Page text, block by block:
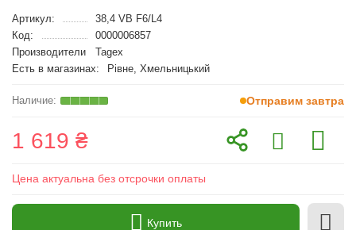
Артикул:
38,4 VB F6/L4
Код:
0000006857
Производители
Tagex
Есть в магазинах:
Рівне, Хмельницький
Отправим завтра
1 619 ₴
Цена актуальна без отсрочки оплаты
Купить